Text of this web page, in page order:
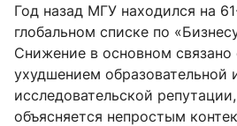
Год назад МГУ находился на
глобальном списке по
Снижение в основном
ухудшением образовательной
исследовательской
объясняется непростым